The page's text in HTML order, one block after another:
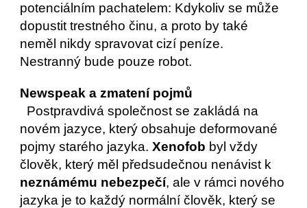
potenciálním pachatelem: Kdykoliv se může
dopustit trestného činu, a proto by také
neměl nikdy spravovat cizí peníze.
Nestranný bude pouze robot.
Newspeak a zmatení pojmů
novém jazyce, který obsahuje deformované
pojmy starého jazyka. Xenofob byl vždy
neznámému nebezpečí, ale v rámci nového
jazyka je to každý normální člověk, který se